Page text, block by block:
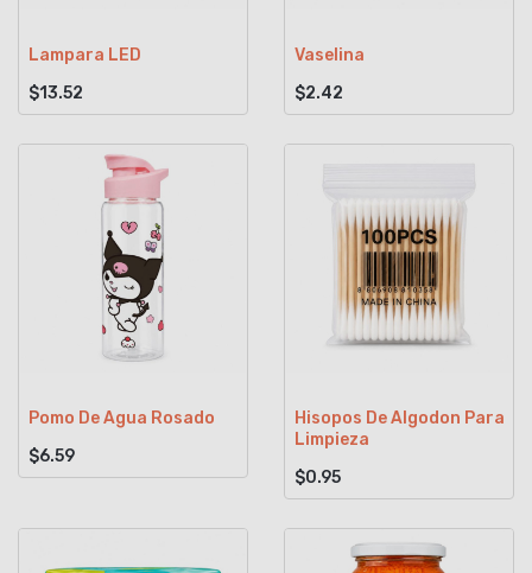
Lampara LED
$13.52
Vaselina
$2.42
Pomo De Agua Rosado
$6.59
Hisopos De Algodon Para
Limpieza
$0.95